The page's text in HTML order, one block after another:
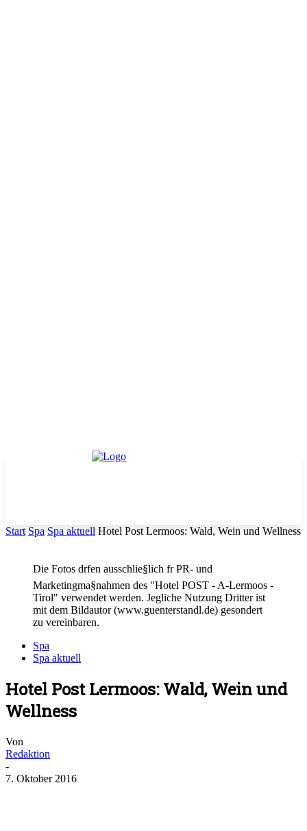
Start Spa Spa aktuell Hotel Post Lermoos: Wald, Wein und Wellness
Die Fotos drfen ausschlie§lich fr PR- und
Marketingma§nahmen des "Hotel POST - A-Lermoos -
Tirol" verwendet werden. Jegliche Nutzung Dritter ist
mit dem Bildautor (www.guenterstandl.de) gesondert
zu vereinbaren.
Spa
Spa aktuell
Hotel Post Lermoos: Wald, Wein und
Wellness
Von
Redaktion
-
7. Oktober 2016